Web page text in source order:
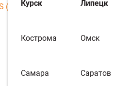
Курск Липецк
Кострома Омск
Самара Саратов